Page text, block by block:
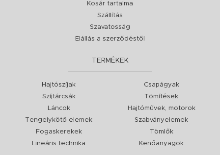
Kosár tartalma
Szállítás
Szavatosság
Elállás a szerződéstől
TERMÉKEK
Hajtószíjak
Szíjtárcsák
Láncok
Tengelykötő elemek
Fogaskerekek
Lineáris technika
Csapágyak
Tömítések
Hajtóművek, motorok
Szabványelemek
Tömlők
Kenőanyagok